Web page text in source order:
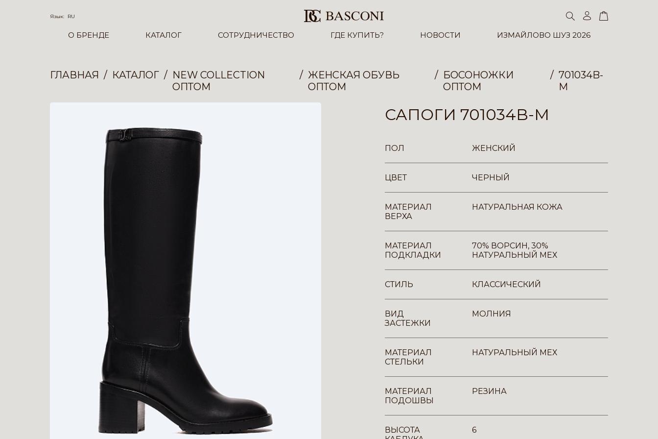
Язык: RU
О БРЕНДЕ КАТАЛОГ СОТРУДНИЧЕСТВО ГДЕ КУПИТЬ? НОВОСТИ ИЗМАЙЛОВО ШУЗ 2026
ГЛАВНАЯ КАТАЛОГ
NEW COLLECTION
ОПТОМ
ЖЕНСКАЯ ОБУВЬ
ОПТОМ
БОСОНОЖКИ
ОПТОМ
701034B-
M
САПОГИ 701034B-M
ПОЛ ЖЕНСКИЙ
ЦВЕТ ЧЕРНЫЙ
МАТЕРИАЛ
ВЕРХА
НАТУРАЛЬНАЯ КОЖА
МАТЕРИАЛ
ПОДКЛАДКИ
70% ВОРСИН, 30%
НАТУРАЛЬНЫЙ МЕХ
СТИЛЬ КЛАССИЧЕСКИЙ
ВИД
ЗАСТЕЖКИ
МОЛНИЯ
МАТЕРИАЛ
СТЕЛЬКИ
НАТУРАЛЬНЫЙ МЕХ
МАТЕРИАЛ
ПОДОШВЫ
РЕЗИНА
ВЫСОТА
6